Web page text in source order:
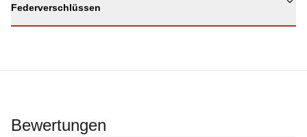
Federverschlüssen
Bewertungen